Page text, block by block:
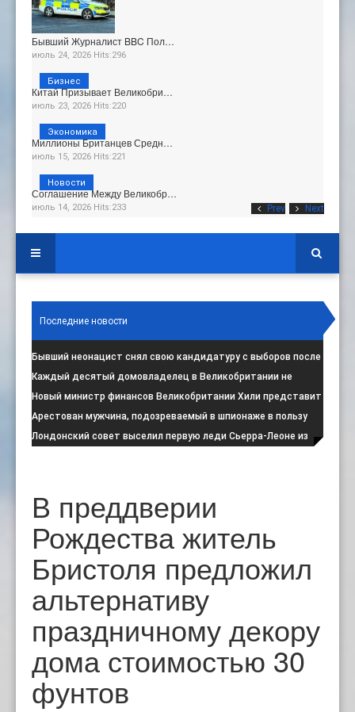
Prev Next
Бывший Журналист BBC Пол…
июль 24, 2026 Hits:296
Китай Призывает Великобри…
июль 23, 2026 Hits:220
Бизнес
Миллионы Британцев Средн…
июль 15, 2026 Hits:221
Экономика
Соглашение Между Великобр…
июль 14, 2026 Hits:233
Новости
Последние новости
Бывший неонацист снял свою кандидатуру с выборов после
негативной реакции общест:
Каждый десятый домовладелец в Великобритании не
намерен соблюдать запрет на испо:
Новый министр финансов Великобритании Хили представит
свой первый бюджет 28 октя:
Арестован мужчина, подозреваемый в шпионаже в пользу
Ирана на британской военной:
Лондонский совет выселил первую леди Сьерра-Леоне из
В преддверии
Рождества житель
Бристоля предложил
альтернативу
праздничному декору
дома стоимостью 30
фунтов